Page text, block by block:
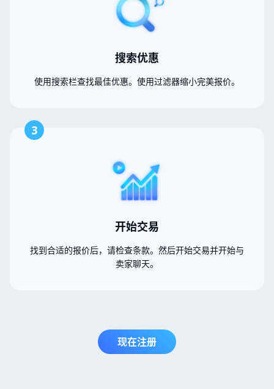
搜索优惠
使用搜索栏查找最佳优惠。使用过滤器缩小完美报价。
3
开始交易
找到合适的报价后，请检查条款。然后开始交易并开始与
卖家聊天。
现在注册